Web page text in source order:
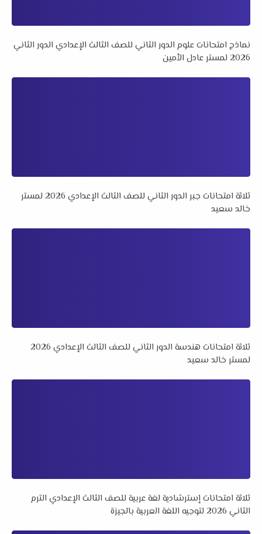
نماذج امتحانات علوم الدور الثاني للصف الثالث الإعدادي الدور الثاني
2026 لمستر عادل الأمين
ثلاثة امتحانات جبر الدور الثاني للصف الثالث الإعدادي 2026 لمستر
خالد سعيد
ثلاثة امتحانات هندسة الدور الثاني للصف الثالث الإعدادي 2026
لمستر خالد سعيد
ثلاثة امتحانات إسترشادية لغة عربية للصف الثالث الإعدادي الترم
الثاني 2026 لتوجيه اللغة العربية بالجيزة